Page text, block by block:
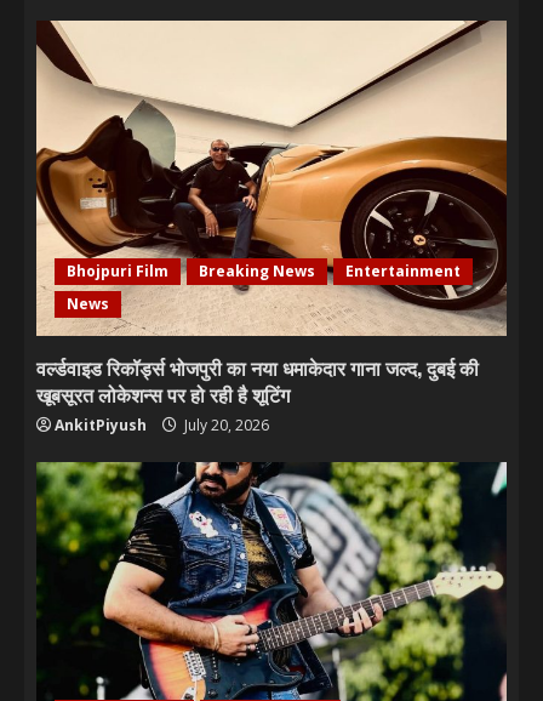
Bhojpuri Film Breaking News
Entertainment
News
वर्ल्डवाइड रिकॉर्ड्स भोजपुरी का नया धमाकेदार गाना जल्द, दुबई की
खूबसूरत लोकेशन्स पर हो रही है शूटिंग
AnkitPiyush July 20, 2026